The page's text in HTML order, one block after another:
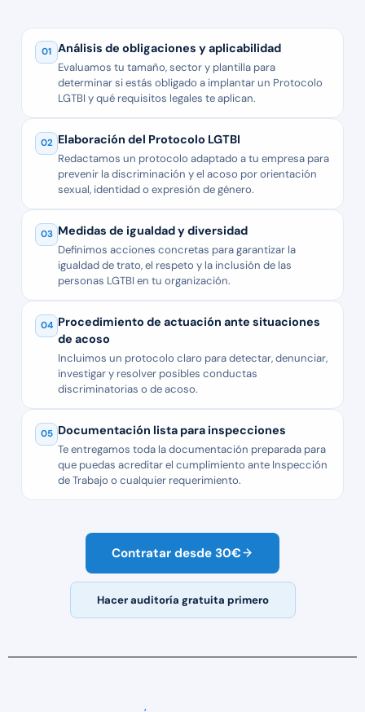
01 Análisis de obligaciones y aplicabilidad
Evaluamos tu tamaño, sector y plantilla para
determinar si estás obligado a implantar un Protocolo
LGTBI y qué requisitos legales te aplican.
02 Elaboración del Protocolo LGTBI
Redactamos un protocolo adaptado a tu empresa para
prevenir la discriminación y el acoso por orientación
sexual, identidad o expresión de género.
03 Medidas de igualdad y diversidad
Definimos acciones concretas para garantizar la
igualdad de trato, el respeto y la inclusión de las
personas LGTBI en tu organización.
04 Procedimiento de actuación ante situaciones
de acoso
Incluimos un protocolo claro para detectar, denunciar,
investigar y resolver posibles conductas
discriminatorias o de acoso.
05 Documentación lista para inspecciones
Te entregamos toda la documentación preparada para
que puedas acreditar el cumplimiento ante Inspección
de Trabajo o cualquier requerimiento.
Contratar desde 30€
Hacer auditoría gratuita primero